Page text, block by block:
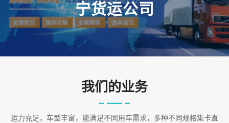
宁货运公司
我们的业务
运力充足，车型丰富，能满足不同用车需求，多种不同规格集卡直